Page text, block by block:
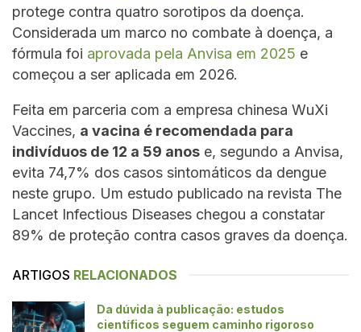
protege contra quatro sorotipos da doença.
Considerada um marco no combate à doença, a
fórmula foi aprovada pela Anvisa em 2025 e
começou a ser aplicada em 2026.
Feita em parceria com a empresa chinesa WuXi
Vaccines, a vacina é recomendada para
indivíduos de 12 a 59 anos e, segundo a Anvisa,
evita 74,7% dos casos sintomáticos da dengue
neste grupo. Um estudo publicado na revista The
Lancet Infectious Diseases chegou a constatar
89% de proteção contra casos graves da doença.
ARTIGOS RELACIONADOS
Da dúvida à publicação: estudos
científicos seguem caminho rigoroso